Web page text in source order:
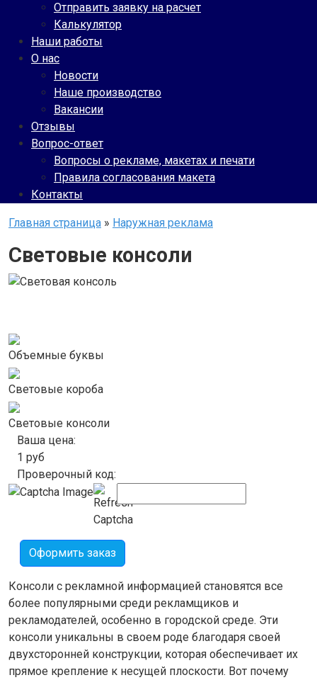
Отправить заявку на расчет
Калькулятор
Наши работы
О нас
Новости
Наше производство
Вакансии
Отзывы
Вопрос-ответ
Вопросы о рекламе, макетах и печати
Правила согласования макета
Контакты
Главная страница » Наружная реклама
Световые консоли
Объемные буквы
Световые короба
Световые консоли
Ваша цена:
1 руб
Проверочный код:
Оформить заказ
Консоли с рекламной информацией становятся все
более популярными среди рекламщиков и
рекламодателей, особенно в городской среде. Эти
консоли уникальны в своем роде благодаря своей
двухсторонней конструкции, которая обеспечивает их
прямое крепление к несущей плоскости. Вот почему